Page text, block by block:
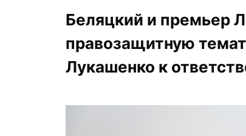
Беляцкий и премьер
правозащитную
Лукашенко к